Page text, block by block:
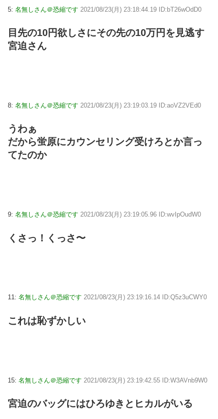
5: 名無しさん＠恐縮です 2021/08/23(月) 23:18:44.19 ID:bT26wOdD0
目先の10円欲しさにその先の10万円を見逃す
宮迫さん
8: 名無しさん＠恐縮です 2021/08/23(月) 23:19:03.19 ID:aoVZ2VEd0
うわぁ
だから蛍原にカウンセリング受けろとか言っ
てたのか
9: 名無しさん＠恐縮です 2021/08/23(月) 23:19:05.96 ID:wvIpOudW0
くさっ！くっさ〜
11: 名無しさん＠恐縮です 2021/08/23(月) 23:19:16.14 ID:Q5z3uCWY0
これは恥ずかしい
15: 名無しさん＠恐縮です 2021/08/23(月) 23:19:42.55 ID:W3AVnb9W0
宮迫のバッグにはひろゆきとヒカルがいる